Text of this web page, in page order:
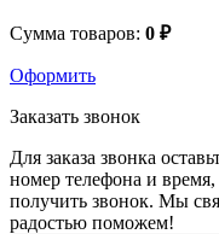
Сумма товаров: 0 ₽
Оформить
Заказать звонок
Для заказа звонка
номер телефона и время,
получить звонок. Мы
радостью поможем!